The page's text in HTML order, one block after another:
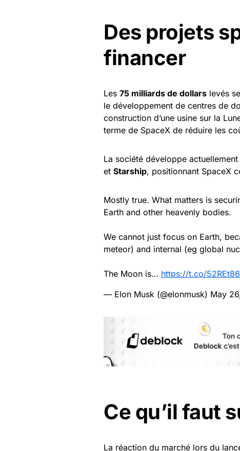
Des projets
financer
Les 75 milliards de dollars levés
le développement de centres de
construction d’une usine sur la
terme de SpaceX de réduire les
La société développe
et Starship, positionnant SpaceX
Mostly true. What matters is
Earth and other heavenly bodies.
We cannot just focus on Earth,
meteor) and internal (eg global
The Moon is… https://t.co/
— Elon Musk (@elonmusk) May
Ce qu’il faut
La réaction du marché lors du